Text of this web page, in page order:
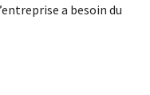
a besoin du